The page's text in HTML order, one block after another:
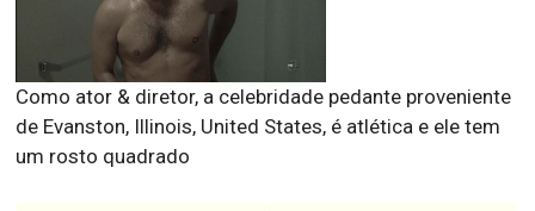
Como ator & diretor, a celebridade pedante proveniente
de Evanston, Illinois, United States, é atlética e ele tem
um rosto quadrado